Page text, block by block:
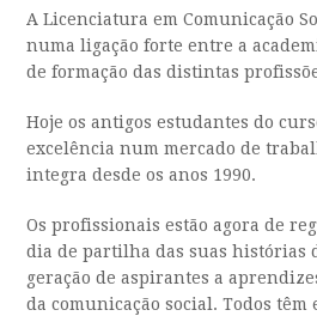
A Licenciatura em Comunicação
numa ligação forte entre a
de formação das distintas
Hoje os antigos estudantes do
excelência num mercado de
integra desde os anos 1990.
Os profissionais estão agora de
dia de partilha das suas histórias
geração de aspirantes a
da comunicação social. Todos têm